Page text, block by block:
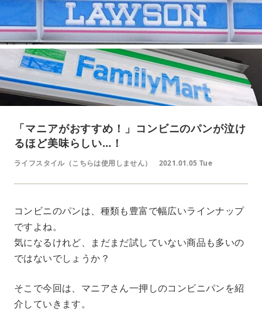
「マニアがおすすめ！」コンビニのパンが泣け
るほど美味らしい…！
ライフスタイル（こちらは使用しません） 2021.01.05 Tue
コンビニのパンは、種類も豊富で幅広いラインナップ
ですよね。
気になるけれど、まだまだ試していない商品も多いの
ではないでしょうか？
そこで今回は、マニアさん一押しのコンビニパンを紹
介していきます。